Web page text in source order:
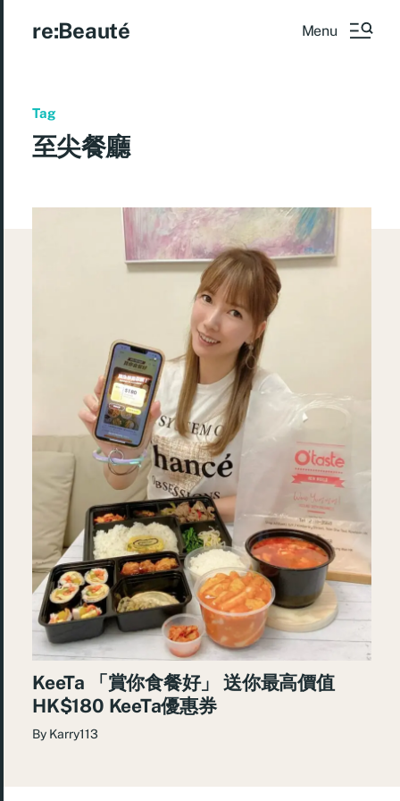
re:Beauté Menu
Tag
至尖餐廳
KeeTa 「賞你食餐好」 送你最高價值
HK$180 KeeTa優惠券
By Karry113